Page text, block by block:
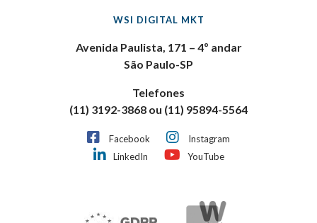
WSI DIGITAL MKT
Avenida Paulista, 171 – 4º andar
São Paulo-SP
Telefones
(11) 3192-3868 ou (11) 95894-5564
Facebook
Instagram
LinkedIn
YouTube